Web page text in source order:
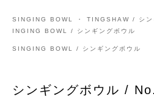
SINGING BOWL ・ TINGSHAW / シン
INGING BOWL / シンギングボウル
SINGING BOWL / シンギングボウル
シンギングボウル /